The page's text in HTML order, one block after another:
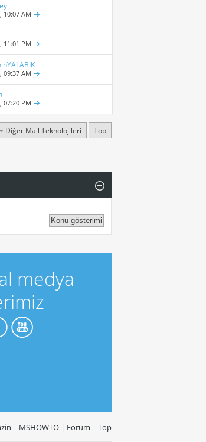
10:07 AM
11:01 PM
09:37 AM
07:20 PM
Diğer Mail Teknolojileri Top
medya
| MSHOWTO | Forum | Top